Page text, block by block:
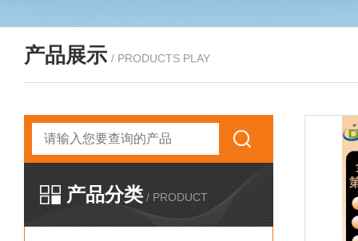
产品展示 / PRODUCTS PLAY
产品分类 / PRODUCT